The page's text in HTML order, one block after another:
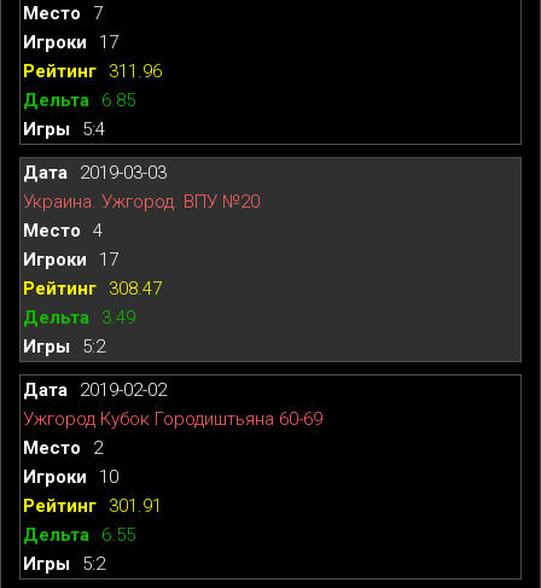
7
17
311.96
6.85
5:4
2019-03-03
Украина. Ужгород. ВПУ №20
4
17
308.47
3.49
5:2
2019-02-02
Ужгород Кубок Городиштьяна 60-69
2
10
301.91
6.55
5:2